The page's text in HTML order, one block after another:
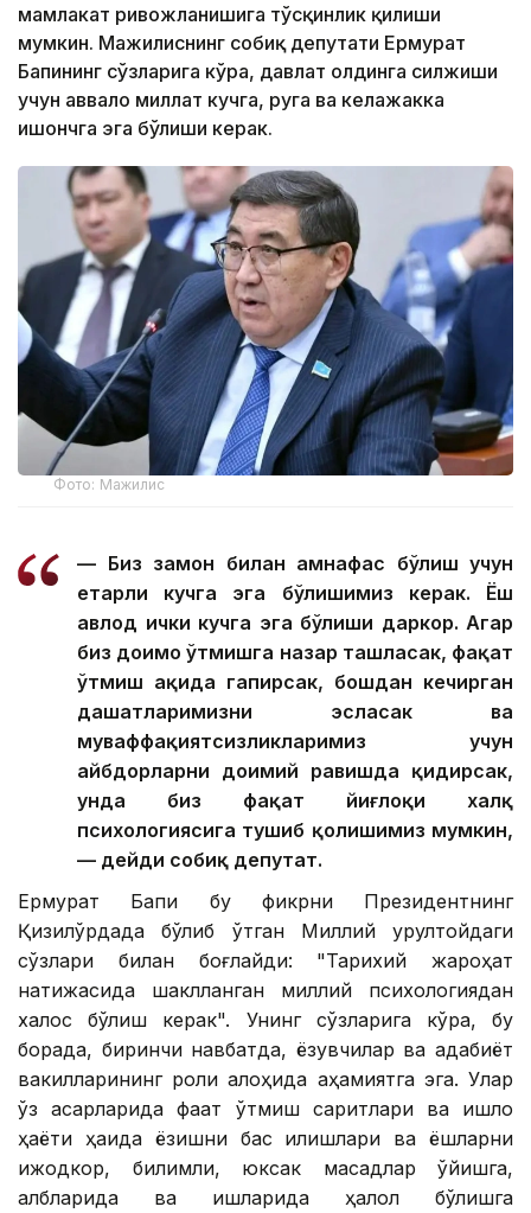
мамлакат ривожланишига тўсқинлик қилиши
мумкин. Мажилиснинг собиқ депутати Ермурат
Бапининг сўзларига кўра, давлат олдинга силжиши
учун аввало миллат кучга, руҳга ва келажакка
ишончга эга бўлиши керак.
Фото: Мажилис
— Биз замон билан ҳамнафас бўлиш учун
етарли кучга эга бўлишимиз керак. Ёш
авлод ички кучга эга бўлиши даркор. Агар
биз доимо ўтмишга назар ташласак, фақат
ўтмиш ҳақида гапирсак, бошдан кечирган
даҳшатларимизни эсласак ва
муваффақиятсизликларимиз учун
айбдорларни доимий равишда қидирсак,
унда биз фақат йиғлоқи халқ
психологиясига тушиб қолишимиз мумкин,
— дейди собиқ депутат.
Ермурат Бапи бу фикрни Президентнинг
Қизилўрдада бўлиб ўтган Миллий қурултойдаги
сўзлари билан боғлайди: "Тарихий жароҳат
натижасида шаклланган миллий психологиядан
халос бўлиш керак". Унинг сўзларига кўра, бу
борада, биринчи навбатда, ёзувчилар ва адабиёт
вакилларининг роли алоҳида аҳамиятга эга. Улар
ўз асарларида фақат ўтмиш сарқитлари ва қишлоқ
ҳаёти ҳақида ёзишни бас қилишлари ва ёшларни
ижодкор, билимли, юксак мақсадлар қўйишга,
қалбларида ва ишларида ҳалол бўлишга